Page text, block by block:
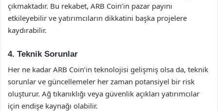
çıkmaktadır. Bu rekabet, ARB Coin’in pazar payını
etkileyebilir ve yatırımcıların dikkatini başka projelere
kaydırabilir.
4. Teknik Sorunlar
Her ne kadar ARB Coin’in teknolojisi gelişmiş olsa da, teknik
sorunlar ve güncellemeler her zaman potansiyel bir risk
oluşturur. Ağ tıkanıklığı veya güvenlik açıkları yatırımcılar
için endişe kaynağı olabilir.